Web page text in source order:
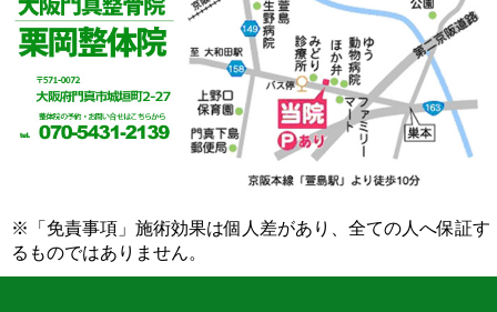
※「免責事項」施術効果は個人差があり、全ての人へ保証す
るものではありません。